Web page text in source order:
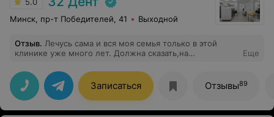
Минск, пр-т Победителей, 41 Выходной
Отзыв. Лечусь сама и вся моя семья только в этой
клинике уже много лет. Должна сказать,на
никогда, не возникло и тени сомнений по поводу
лечения.Также и отношения врачей как c
профессиональной стороны так и с со стороны
человеческого фактора.Весь персонал
милый,приветливый и доброжелательный.
Еще
Записаться Отзывы89